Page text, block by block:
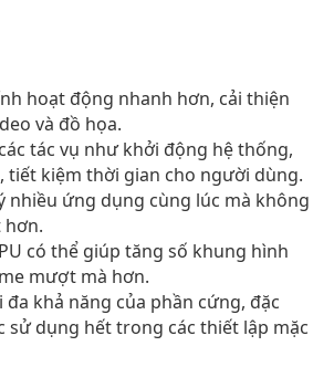
hoạt động nhanh hơn, cải thiện
và đồ họa.
tác vụ như khởi động hệ thống,
tiết kiệm thời gian cho người dùng.
nhiều ứng dụng cùng lúc mà không
hơn.
có thể giúp tăng số khung hình
mượt mà hơn.
khả năng của phần cứng, đặc
sử dụng hết trong các thiết lập mặc